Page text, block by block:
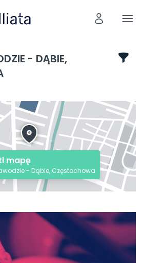
- DĄBIE,
mapę
- Dąbie, Częstochowa